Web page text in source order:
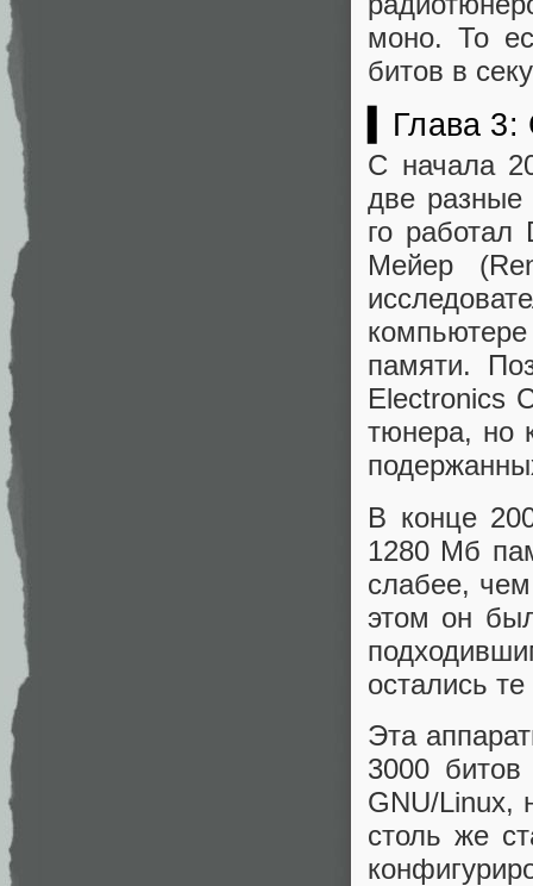
моно. То
битов в
▍Глава
С начала
две разные
го работал
Мейер
памяти.
Electronics
тюнера, но
В конце
1280 Мб
слабее,
этом он
остались
Эта
3000
GNU/Linux,
столь же